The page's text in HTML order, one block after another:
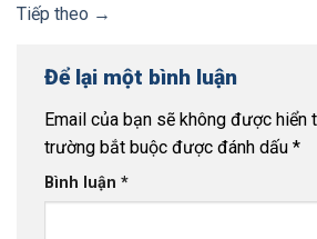
Tiếp theo →
Để lại một bình luận
Email của bạn sẽ không được hiển
trường bắt buộc được đánh dấu *
Bình luận *